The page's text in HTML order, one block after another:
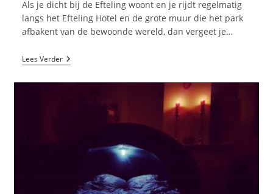
Als je dicht bij de Efteling woont en je rijdt regelmatig
langs het Efteling Hotel en de grote muur die het park
afbakent van de bewoonde wereld, dan vergeet je…
Lees VerderLekker
Cliche